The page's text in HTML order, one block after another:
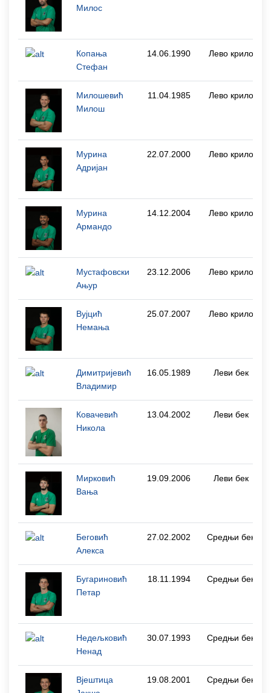
Милос
Копања
Стефан
14.06.1990 Лево крило
Милошевић
Милош
11.04.1985 Лево крило
Мурина
Адријан
22.07.2000 Лево крило
Мурина
Армандо
14.12.2004 Лево крило
Мустафовски
Ањур
23.12.2006 Лево крило
Вујцић
Немања
25.07.2007 Лево крило
Димитријевић
Владимир
16.05.1989 Леви бек
Ковачевић
Никола
13.04.2002 Леви бек
Мирковић
Вања
19.09.2006 Леви бек
Беговић
Алекса
27.02.2002 Средњи бек
Бугариновић
Петар
18.11.1994 Средњи бек
Недељковић
Ненад
30.07.1993 Средњи бек
Вјештица
19.08.2001 Средњи бек